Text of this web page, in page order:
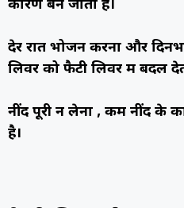
कारण बन जाता है।
देर रात भोजन करना और
लिवर को फैटी लिवर में बदल
नींद पूरी न लेना , कम नींद के
है।